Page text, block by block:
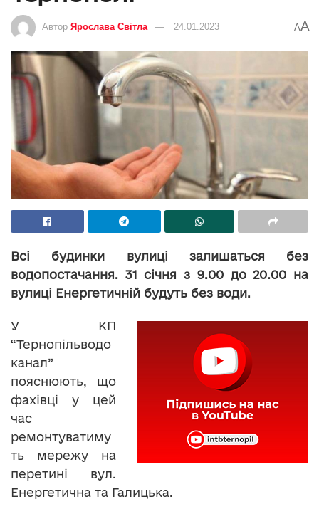
Автор Ярослава Світла 24.01.2023 AA
Всі будинки вулиці залишаться без
водопостачання. 31 січня з 9.00 до 20.00 на
вулиці Енергетичній будуть без води.
У КП
“Тернопільводо
канал”
пояснюють, що
фахівці у цей
час
ремонтуватиму
ть мережу на
перетині вул.
Енергетична та Галицька.